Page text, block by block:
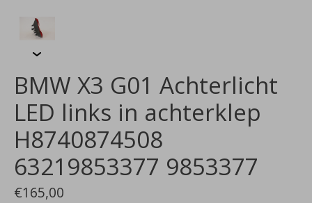
BMW X3 G01 Achterlicht
LED links in achterklep
H8740874508
63219853377 9853377
€165,00